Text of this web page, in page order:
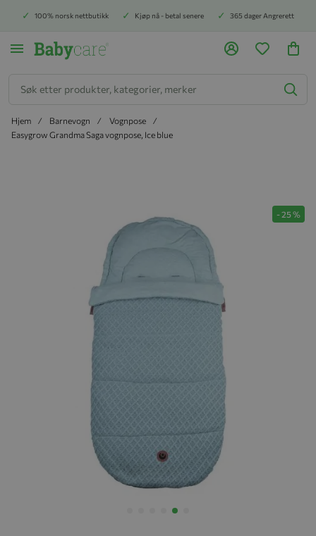
100% norsk nettbutikk Kjøp nå - betal senere 365 dager Angrerett
Hjem Barnevogn
Vognpose
Easygrow Grandma Saga vognpose, Ice blue
-25%